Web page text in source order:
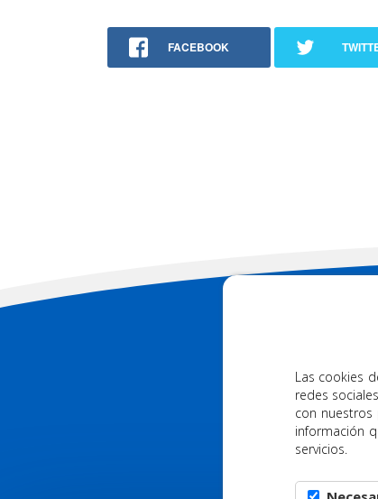
Las cookies
redes
con nuestros
información
servicios.
FACEBOOK
DESCARGUE